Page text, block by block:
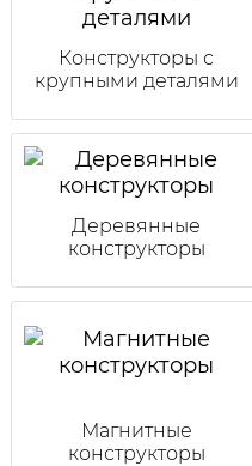
Конструкторы с
крупными деталями
Деревянные
конструкторы
Магнитные
конструкторы